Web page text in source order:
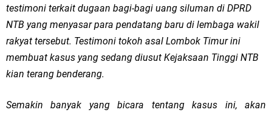
testimoni terkait dugaan bagi-bagi uang siluman di DPRD
NTB yang menyasar para pendatang baru di lembaga wakil
rakyat tersebut. Testimoni tokoh asal Lombok Timur ini
membuat kasus yang sedang diusut Kejaksaan Tinggi NTB
kian terang benderang.
Semakin banyak yang bicara tentang kasus ini, akan